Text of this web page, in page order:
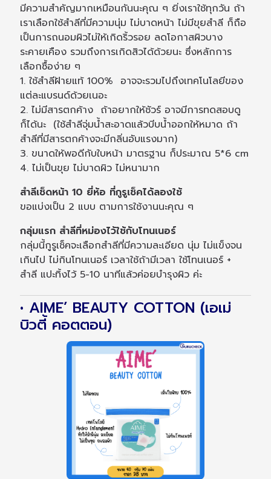
มีความสำคัญมากเหมือนกันนะคุณ ๆ ยิ่งเราใช้ทุกวัน ถ้า
เราเลือกใช้สำลีที่มีความนุ่ม ไม่บาดหน้า ไม่มีขุยสำลี ก็ถือ
เป็นการถนอมผิวไม่ให้เกิดริ้วรอย ลดโอกาสผิวบาง
ระคายเคือง รวมถึงการเกิดสิวได้ด้วยนะ ซึ่งหลักการ
เลือกซื้อง่าย ๆ
1. ใช้สำลีฝ้ายแท้ 100% อาจจะรวมไปถึงเทคโนโลยีของ
แต่ละแบรนด์ด้วยเนอะ
2. ไม่มีสารตกค้าง ถ้าอยากให้ชัวร์ อาจมีการทดสอบดู
ก็ได้นะ (ใช้สำลีจุ่มน้ำสะอาดแล้วบีบน้ำออกให้หมาด ถ้า
สำลีที่มีสารตกค้างจะมีกลิ่นอับแรงมาก)
3. ขนาดให้พอดีกับใบหน้า มาตรฐาน ก็ประมาณ 5*6 cm
4. ไม่เป็นขุย ไม่บาดผิว ไม่หนามาก
สำลีเช็ดหน้า 10 ยี่ห้อ ที่กูรูเช็คได้ลองใช้
ขอแบ่งเป็น 2 แบบ ตามการใช้งานนะคุณ ๆ
กลุ่มแรก สำลีที่หม่องไว้ใช้กับโทนเนอร์
กลุ่มนี้กูรูเช็คจะเลือกสำลีที่มีความละเอียด นุ่ม ไม่แข็งจน
เกินไป ไม่กินโทนเนอร์ เวลาใช้ถ้ามีเวลา ใช้โทนเนอร์ +
สำลี แปะทิ้งไว้ 5-10 นาทีแล้วค่อยบำรุงผิว ค่ะ
• AIME’ BEAUTY COTTON (เอเม่
บิวตี้ คอตตอน)